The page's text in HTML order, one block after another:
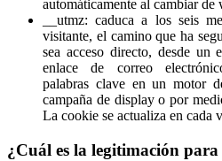
automáticamente al cambiar de
__utmz: caduca a los seis
visitante, el camino que ha
sea acceso directo, desde un
enlace de correo
palabras clave en un motor
campaña de display o por
La cookie se actualiza en cada
¿Cuál es la legitimación para